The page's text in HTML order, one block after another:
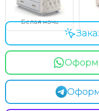
Белая ночь